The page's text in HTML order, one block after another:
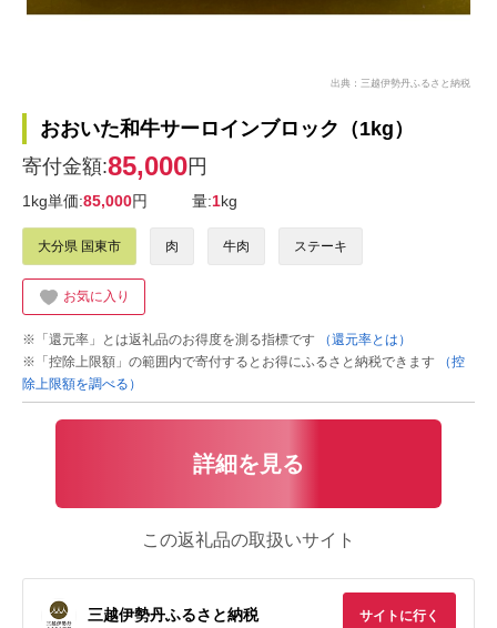
出典：三越伊勢丹ふるさと納税
おおいた和牛サーロインブロック（1kg）
寄付金額:85,000円
1kg単価:85,000円 量:1kg
大分県 国東市 肉 牛肉 ステーキ
お気に入り
※「還元率」とは返礼品のお得度を測る指標です
（還元率とは）
※「控除上限額」の範囲内で寄付するとお得にふるさと納税できます
（控
除上限額を調べる）
詳細を見る
この返礼品の取扱いサイト
三越伊勢丹ふるさと納税 サイトに行く